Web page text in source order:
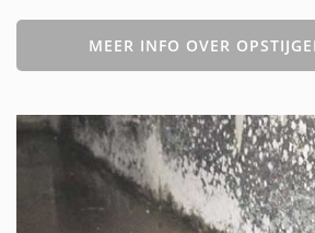
MEER INFO OVER